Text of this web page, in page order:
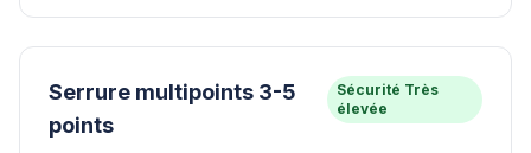
Serrure multipoints 3-5
points
Sécurité Très
élevée